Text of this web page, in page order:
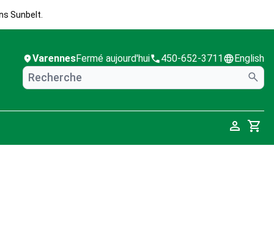
Sunbelt.
VarennesFermé aujourd'hui 450-652-3711 English
Cart